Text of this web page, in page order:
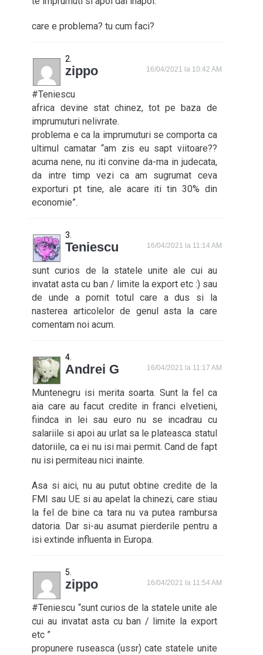
care e problema? tu cum faci?
zippo 16/04/2021 la 10:42 AM
#Teniescu
africa devine stat chinez, tot pe baza de
imprumuturi nelivrate.
problema e ca la imprumuturi se comporta ca
ultimul camatar “am zis eu sapt viitoare??
acuma nene, nu iti convine da-ma in judecata,
da intre timp vezi ca am sugrumat ceva
exporturi pt tine, ale acare iti tin 30% din
economie”.
Teniescu 16/04/2021 la 11:14 AM
sunt curios de la statele unite ale cui au
invatat asta cu ban / limite la export etc :) sau
de unde a pornit totul care a dus si la
nasterea articolelor de genul asta la care
comentam noi acum.
Andrei G 16/04/2021 la 11:17 AM
Muntenegru isi merita soarta. Sunt la fel ca
aia care au facut credite in franci elvetieni,
fiindca in lei sau euro nu se incadrau cu
salariile si apoi au urlat sa le plateasca statul
datoriile, ca ei nu isi mai permit. Cand de fapt
nu isi permiteau nici inainte.
Asa si aici, nu au putut obtine credite de la
FMI sau UE si au apelat la chinezi, care stiau
la fel de bine ca tara nu va putea rambursa
datoria. Dar si-au asumat pierderile pentru a
isi extinde influenta in Europa.
zippo 16/04/2021 la 11:54 AM
#Teniescu “sunt curios de la statele unite ale
cui au invatat asta cu ban / limite la export
etc ”
propunere ruseasca (ussr) cate statele unite